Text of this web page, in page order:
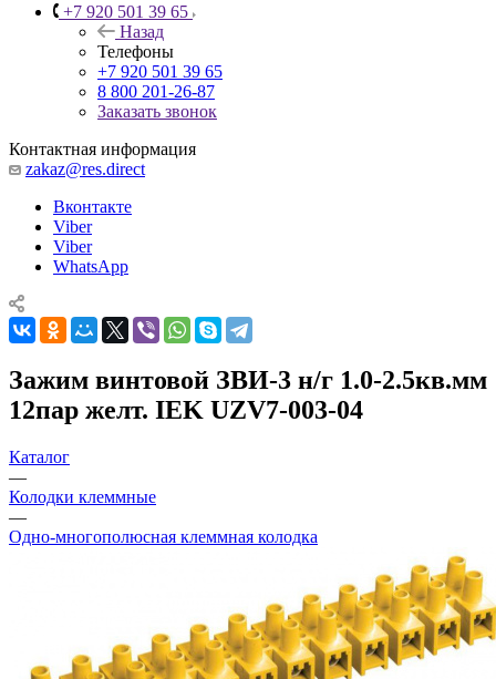
+7 920 501 39 65
Назад
Телефоны
+7 920 501 39 65
8 800 201-26-87
Заказать звонок
Контактная информация
zakaz@res.direct
Вконтакте
Viber
Viber
WhatsApp
Зажим винтовой ЗВИ-3 н/г 1.0-2.5кв.мм
12пар желт. IEK UZV7-003-04
Каталог
—
Колодки клеммные
—
Одно-многополюсная клеммная колодка